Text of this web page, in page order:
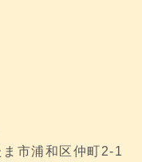
市浦和区仲町2-1